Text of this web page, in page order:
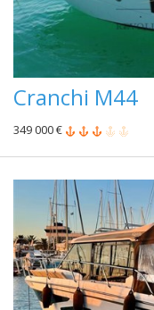
Cranchi M44
349 000 €